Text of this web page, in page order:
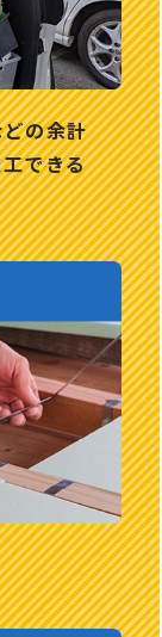
の余計
できる